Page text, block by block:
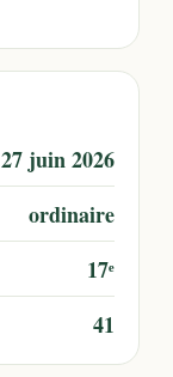
27 juin 2026
ordinaire
17ᵉ
41